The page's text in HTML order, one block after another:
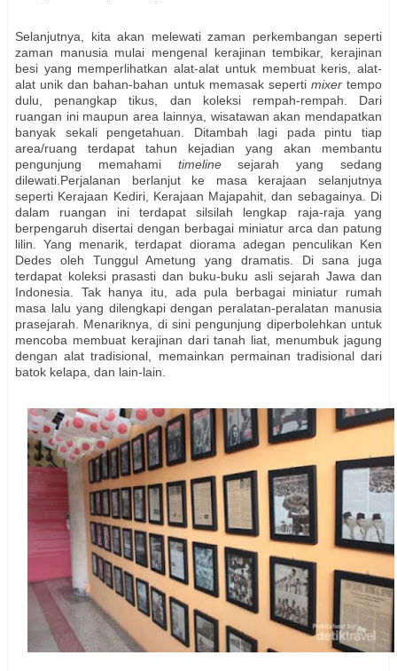
Selanjutnya, kita akan melewati zaman perkembangan seperti
zaman manusia mulai mengenal kerajinan tembikar, kerajinan
besi yang memperlihatkan alat-alat untuk membuat keris, alat-
alat unik dan bahan-bahan untuk memasak seperti mixer tempo
dulu, penangkap tikus, dan koleksi rempah-rempah. Dari
ruangan ini maupun area lainnya, wisatawan akan mendapatkan
banyak sekali pengetahuan. Ditambah lagi pada pintu tiap
area/ruang terdapat tahun kejadian yang akan membantu
pengunjung memahami
timeline
sejarah yang sedang
dilewati. Perjalanan berlanjut ke masa kerajaan selanjutnya
seperti Kerajaan Kediri, Kerajaan Majapahit, dan sebagainya. Di
dalam ruangan ini terdapat silsilah lengkap raja-raja yang
berpengaruh disertai dengan berbagai miniatur arca dan patung
lilin. Yang menarik, terdapat diorama adegan penculikan Ken
Dedes oleh Tunggul Ametung yang dramatis. Di sana juga
terdapat koleksi prasasti dan buku-buku asli sejarah Jawa dan
Indonesia. Tak hanya itu, ada pula berbagai miniatur rumah
masa lalu yang dilengkapi dengan peralatan-peralatan manusia
prasejarah. Menariknya, di sini pengunjung diperbolehkan untuk
mencoba membuat kerajinan dari tanah liat, menumbuk jagung
dengan alat tradisional, memainkan permainan tradisional dari
batok kelapa, dan lain-lain.